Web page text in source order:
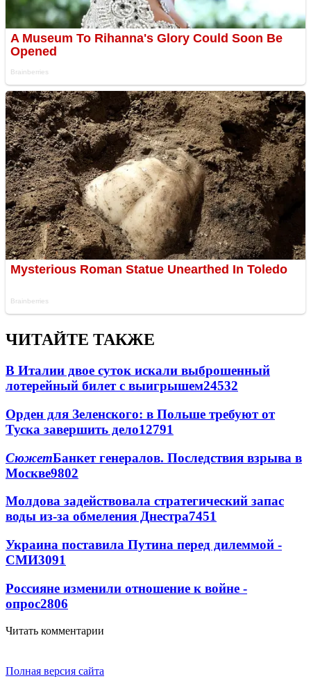
ЧИТАЙТЕ ТАКЖЕ
В Италии двое суток искали выброшенный
лотерейный билет с выигрышем24532
Орден для Зеленского: в Польше требуют от
Туска завершить дело12791
СюжетБанкет генералов. Последствия взрыва в
Москве9802
Молдова задействовала стратегический запас
воды из-за обмеления Днестра7451
Украина поставила Путина перед дилеммой -
СМИ3091
Россияне изменили отношение к войне -
опрос2806
Читать комментарии
Полная версия сайта